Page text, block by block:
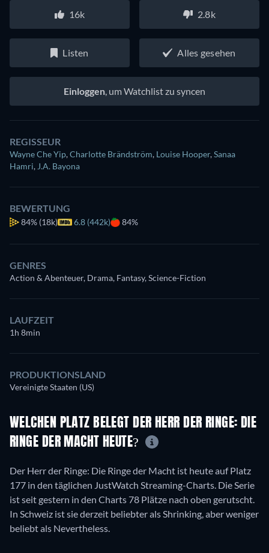
16k 2.8k
Listen Alles gesehen
Einloggen, um Watchlist zu syncen
REGISSEUR
Wayne Che Yip,Charlotte Brändström, Louise Hooper,Sanaa
Hamri, J.A. Bayona
BEWERTUNG
84% (18k) 6.8 (442k) 84%
GENRES
Action & Abenteuer, Drama, Fantasy, Science-Fiction
LAUFZEIT
1h 8min
PRODUKTIONSLAND
Vereinigte Staaten (US)
WELCHEN PLATZ BELEGT DER HERR DER RINGE: DIE
RINGE DER MACHT HEUTE?
Der Herr der Ringe: Die Ringe der Macht ist heute auf Platz
177 in den täglichen JustWatch Streaming-Charts. Die Serie
ist seit gestern in den Charts 78 Plätze nach oben gerutscht.
In Schweiz ist sie derzeit beliebter als Shrinking, aber weniger
beliebt als Nevertheless.